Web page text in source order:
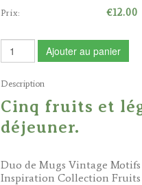
Prix: €12.00
Ajouter au panier
Description
Cinq fruits et
déjeuner.
Duo de Mugs Vintage
Inspiration Collection